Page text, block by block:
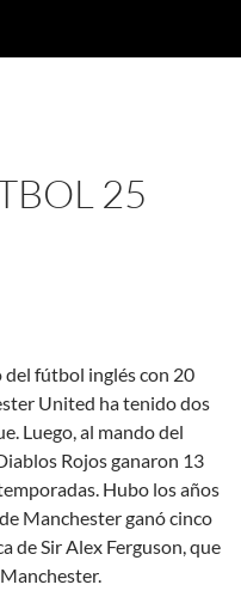
25
del fútbol inglés con 20
United ha tenido dos
Luego, al mando del
Rojos ganaron 13
Hubo los años
Manchester ganó cinco
de Sir Alex Ferguson, que